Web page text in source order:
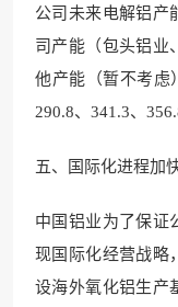
公司未来电解铝产
司产能（包头铝业
他产能（暂不考虑
290.8、341.3、
五、国际化进程加
中国铝业为了保证
现国际化经营战略
设海外氧化铝生产